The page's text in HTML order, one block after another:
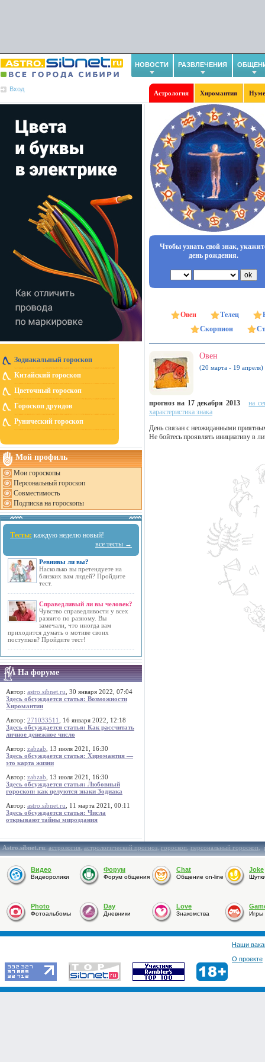
НОВОСТИ РАЗВЛЕЧЕНИЯ
Вход
Астрология Хиромантия
Зодиакальный гороскоп
Китайский гороскоп
Цветочный гороскоп
Гороскоп друидов
Рунический гороскоп
Мой профиль
Мои гороскопы
Персональный гороскоп
Совместимость
Подписка на гороскопы
Тесты: каждую неделю новый!
все тесты →
Ревнивы ли вы?
Насколько вы претендуете на
близких вам людей? Пройдите
тест.
Справедливый ли вы человек?
Чувство справедливости у всех
развито по разному. Вы
замечали, что иногда вам
приходится думать о мотиве своих
поступков? Пройдите тест!
На форуме
Автор: astro.sibnet.ru , 30 января 2022, 07:04
Здесь обсуждается статья: Возможности
Хиромантии
Автор: 271033511
, 16 января 2022, 12:18
Здесь обсуждается статья: Как рассчитать
личное денежное число
Автор: zabzab , 13 июля 2021, 16:30
Здесь обсуждается статья: Хиромантия —
это карта жизни
Автор: zabzab , 13 июля 2021, 16:30
Здесь обсуждается статья: Любовный
гороскоп: как целуются знаки Зодиака
Автор: astro.sibnet.ru , 11 марта 2021, 00:11
Здесь обсуждается статья: Числа
открывают тайны мироздания
Чтобы узнать свой знак,
день рождения.
Овен Телец
Скорпион
Овен
(20 марта - 19 апреля)
прогноз на 17 декабря 2013
на
характеристика знака
День связан с неожиданными
Не бойтесь проявлять инициативу в
Astro.sibnet.ru:астрология,астрологический прогноз,гороскоп,персональный гороскоп,
Видео
Видеоролики
Форум
Форум общения
Chat
Общение on-line
Joke
Photo
Фотоальбомы
Day
Дневники
Love
Знакомства Игры
Наши
О проекте